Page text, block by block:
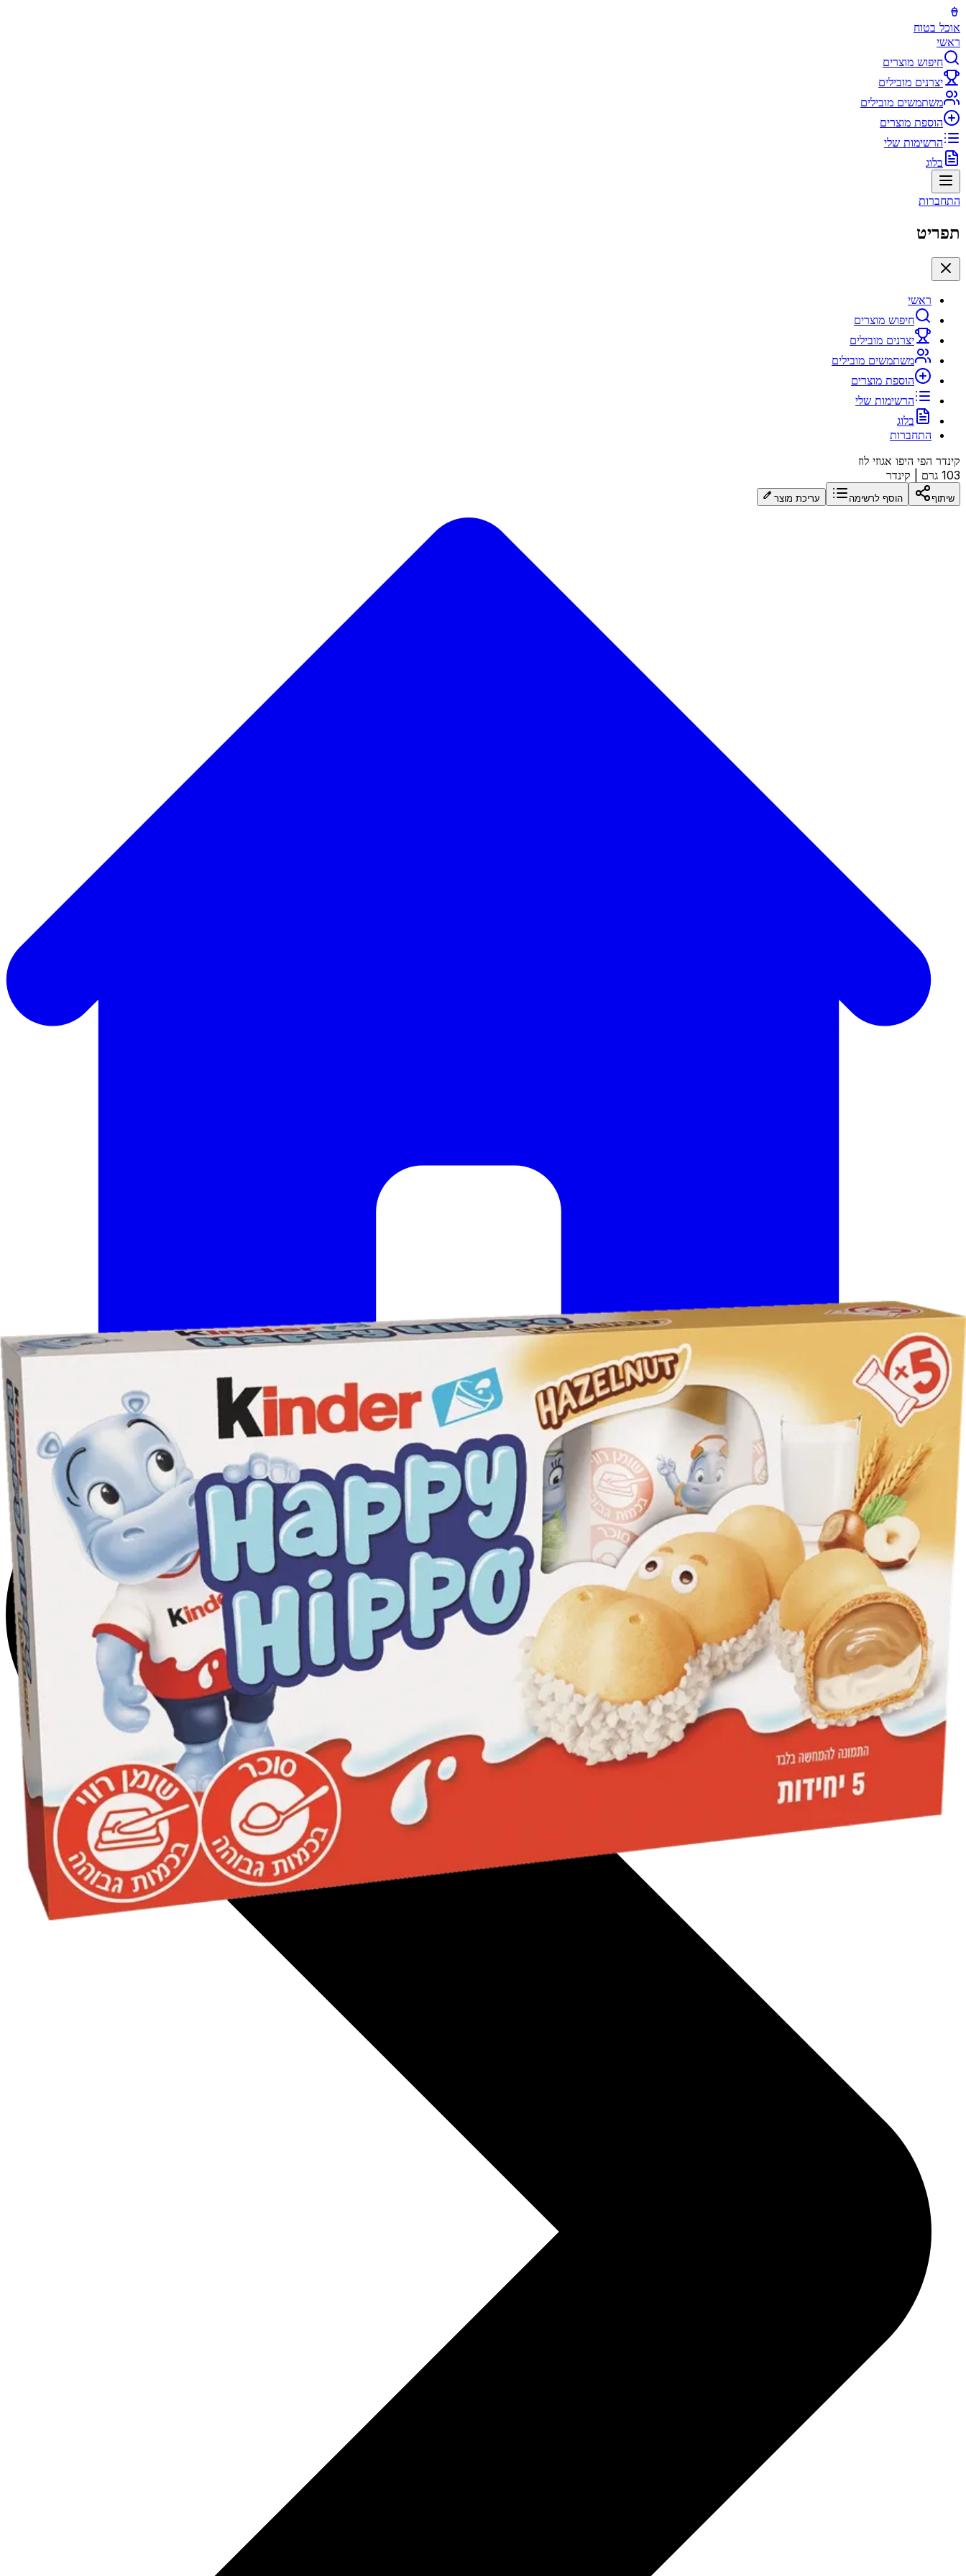
אוכל בטוח
ראשי
חיפוש מוצרים
יצרנים מובילים
משתמשים מובילים
הוספת מוצרים
הרשימות שלי
בלוג
התחברות
תפריט
ראשי
חיפוש מוצרים
יצרנים מובילים
משתמשים מובילים
הוספת מוצרים
הרשימות שלי
בלוג
התחברות
קינדר הפי היפו אגוזי לוז
103 גרם
קינדר
שיתוף הוסף לרשימה עריכת מוצר
דף הבית